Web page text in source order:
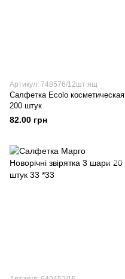
Артикул: 748576/12шт ящ
Салфетка Ecolo косметическая
200 штук
82.00 грн